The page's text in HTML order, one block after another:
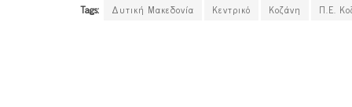
Tags: Δυτική Μακεδονία Κεντρικό Κοζάνη Π.Ε.